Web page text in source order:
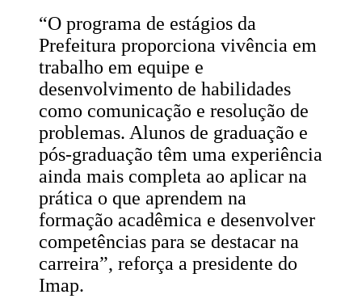
“O programa de estágios da
Prefeitura proporciona vivência em
trabalho em equipe e
desenvolvimento de habilidades
como comunicação e resolução de
problemas. Alunos de graduação e
pós-graduação têm uma experiência
ainda mais completa ao aplicar na
prática o que aprendem na
formação acadêmica e desenvolver
competências para se destacar na
carreira”, reforça a presidente do
Imap.